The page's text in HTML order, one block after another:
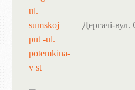
Дергачі-